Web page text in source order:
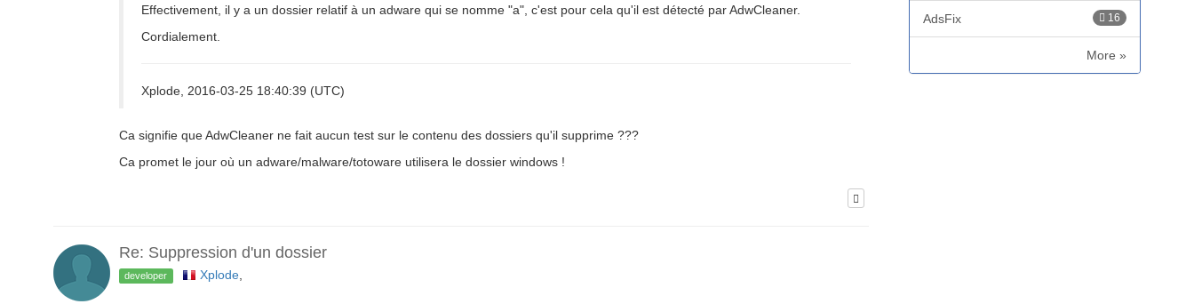
Effectivement, il y a un dossier relatif à un adware qui se nomme "a", c'est pour cela qu'il est détecté par AdwCleaner.
Cordialement.
Xplode, 2016-03-25 18:40:39 (UTC)
Ca signifie que AdwCleaner ne fait aucun test sur le contenu des dossiers qu'il supprime ???
Ca promet le jour où un adware/malware/totoware utilisera le dossier windows !
Re: Suppression d'un dossier
developer Xplode,
16
AdsFix
More »